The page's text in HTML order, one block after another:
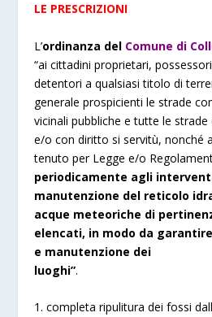
LE PRESCRIZIONI
L’ordinanza del Comune di
“ai cittadini proprietari,
detentori a qualsiasi titolo di
generale prospicienti le strade
vicinali pubbliche e tutte le
e/o con diritto si servitù, nonché
tenuto per Legge e/o
periodicamente agli
manutenzione del reticolo
acque meteoriche di
elencati, in modo da
e manutenzione dei
luoghi”.
1. completa ripulitura dei fossi